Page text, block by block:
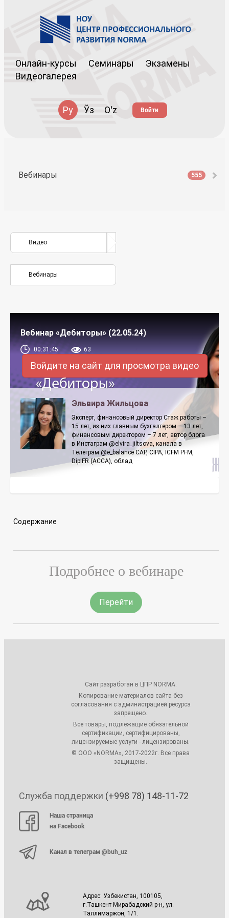
Онлайн-курсы Семинары
Экзамены
Видеогалерея
Ру Ўз Oʻz Войти
Вебинары 555
Видео
Вебинары
Вебинар «Дебиторы» (22.05.24)
00:31:45 63
Войдите на сайт для просмотра видео
Эльвира Жильцова
Эксперт, финансовый директор Стаж работы –
15 лет, из них главным бухгалтером – 13 лет,
финансовым директором – 7 лет, автор блога
в Инстаграм @elvira_jiltsova, канала в
Телеграм @e_balance CAP, CIPA, ICFM PFM,
DipIFR (ACCA), облад
Содержание
Подробнее о вебинаре
Перейти
Сайт разработан в ЦПР NORMA.
Копирование материалов сайта без
согласования с администрацией ресурса
запрещено.
Все товары, подлежащие обязательной
сертификации, сертифицированы,
лицензируемые услуги - лицензированы.
© ООО «NORMA», 2017-2022г. Все права
защищены.
Служба поддержки (+998 78) 148-11-72
Наша страница
на Facebook
Канал в телеграм @buh_uz
Адрес: Узбекистан, 100105,
г.Ташкент Мирабадский р-н, ул.
Таллимаржон, 1/1.